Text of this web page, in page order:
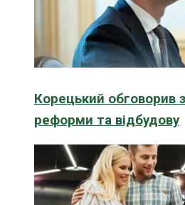
Корецький обговорив
реформи та відбудову